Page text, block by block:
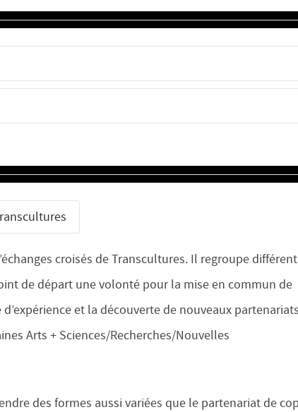
croisés de Transcultures. Il regroupe
de départ une volonté pour la mise en commun de
d’expérience et la découverte de nouveaux
Arts + Sciences/Recherches/Nouvelles
des formes aussi variées que le partenariat de